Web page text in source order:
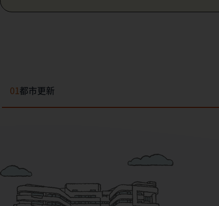
01都市更新